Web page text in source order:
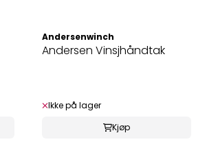
Andersenwinch
Andersen Vinsjhåndtak
Ikke på lager
Kjøp